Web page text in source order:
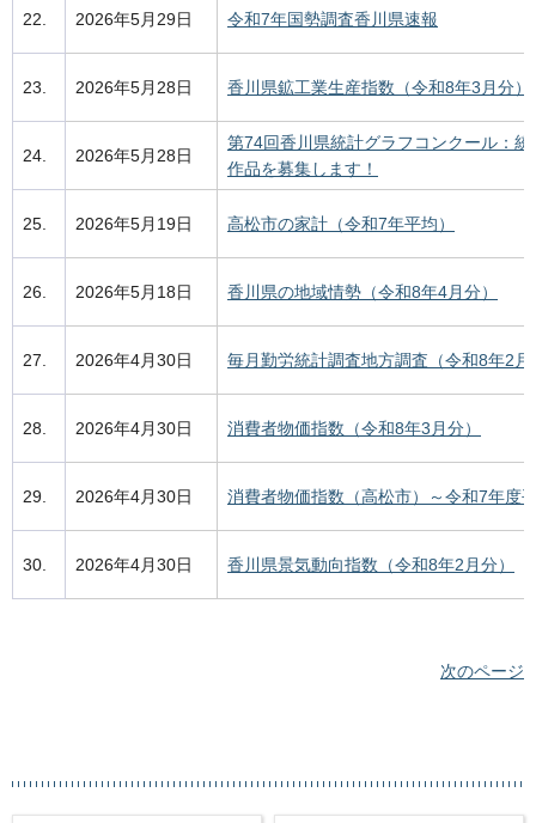
22. 2026年5月29日 令和7年国勢調査香川県速報
23. 2026年5月28日 香川県鉱工業生産指数（令和8年3月分）
24. 2026年5月28日
第74回香川県統計グラフコンクール：統
作品を募集します！
25. 2026年5月19日 高松市の家計（令和7年平均）
26. 2026年5月18日 香川県の地域情勢（令和8年4月分）
27. 2026年4月30日 毎月勤労統計調査地方調査（令和8年2月
28. 2026年4月30日 消費者物価指数（令和8年3月分）
29. 2026年4月30日 消費者物価指数（高松市）～令和7年度
30. 2026年4月30日 香川県景気動向指数（令和8年2月分）
次のページ